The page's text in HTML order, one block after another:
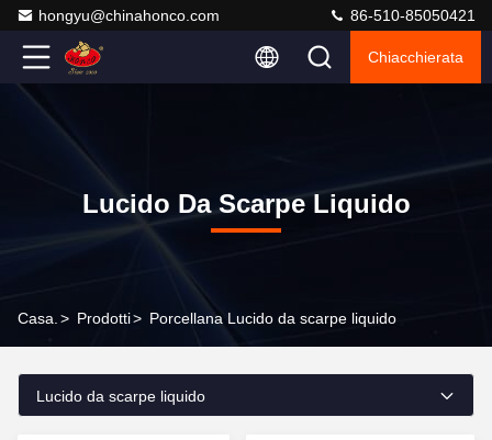
hongyu@chinahonco.com 86-510-85050421
Chiacchierata
Lucido Da Scarpe Liquido
Casa. > Prodotti> Porcellana Lucido da scarpe liquido
Lucido da scarpe liquido